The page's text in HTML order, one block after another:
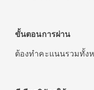
ขั้นตอนการผ่าน
ต้องทำคะแนนรวมทั้ง